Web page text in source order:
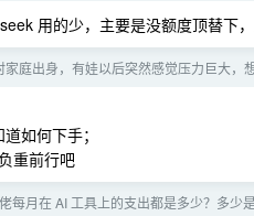
用的少，主要是没额度顶替下
庭出身，有娃以后突然感觉压力巨大，
如何下手；
重前行吧
每月在 AI 工具上的支出都是多少？多少